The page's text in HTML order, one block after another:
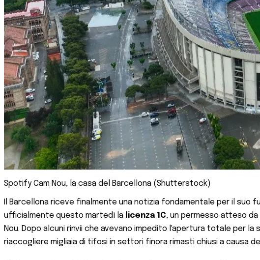
Spotify Cam Nou, la casa del Barcellona (Shutterstock)
Il Barcellona riceve finalmente una notizia fondamentale per il
ufficialmente questo martedì la licenza 1C, un permesso atteso
Nou. Dopo alcuni rinvii che avevano impedito l'apertura totale per
riaccogliere migliaia di tifosi in settori finora rimasti chiusi a causa